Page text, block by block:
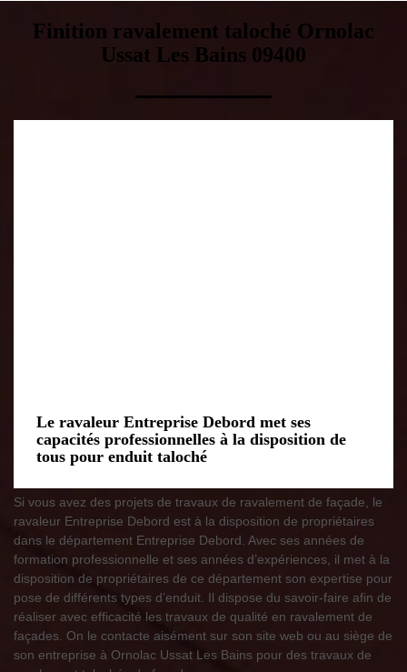
Finition ravalement taloché Ornolac
Ussat Les Bains 09400
Le ravaleur Entreprise Debord met ses
capacités professionnelles à la disposition de
tous pour enduit taloché
Si vous avez des projets de travaux de ravalement de façade, le
ravaleur Entreprise Debord est à la disposition de propriétaires
dans le département Entreprise Debord. Avec ses années de
formation professionnelle et ses années d’expériences, il met à la
disposition de propriétaires de ce département son expertise pour
pose de différents types d’enduit. Il dispose du savoir-faire afin de
réaliser avec efficacité les travaux de qualité en ravalement de
façades. On le contacte aisément sur son site web ou au siège de
son entreprise à Ornolac Ussat Les Bains pour des travaux de